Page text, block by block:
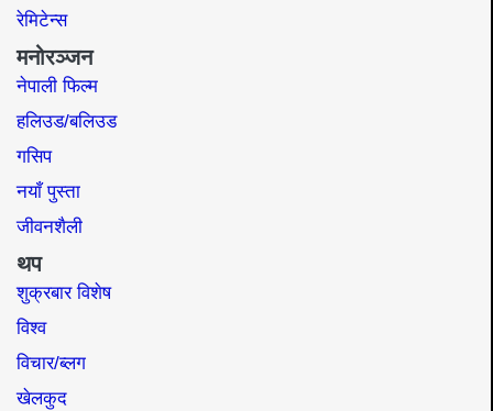
रेमिटेन्स
मनोरञ्जन
नेपाली फिल्म
हलिउड/बलिउड
गसिप
नयाँ पुस्ता
जीवनशैली
थप
शुक्रबार विशेष
विश्व
विचार/ब्लग
खेलकुद